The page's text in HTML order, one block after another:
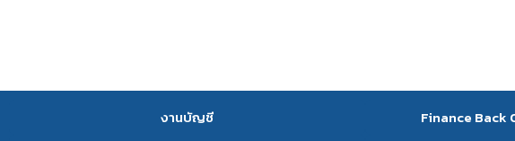
งานบัญชี
Finance Back